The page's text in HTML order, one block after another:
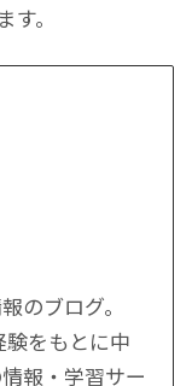
。
のブログ。
験をもとに中
報・学習サー